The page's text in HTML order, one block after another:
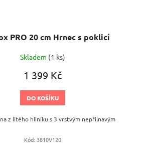
PRO 20 cm Hrnec s poklicí
Skladem (1 ks)
1 399 Kč
DO KOŠÍKU
z litého hliníku s 3 vrstvým nepřilnavým
Kód: 3810V120